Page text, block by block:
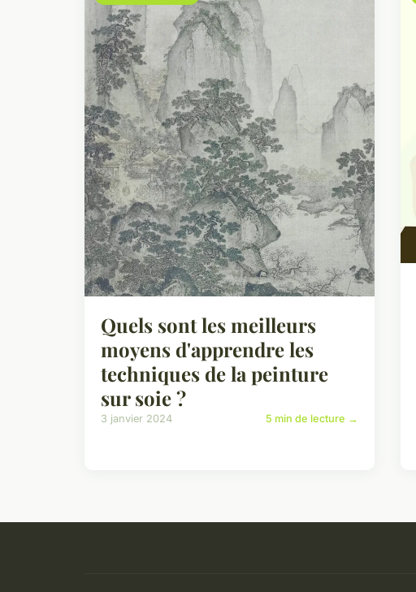
Quels sont les meilleurs
moyens d'apprendre les
techniques de la peinture
sur soie ?
3 janvier 2024 5 min de lecture →